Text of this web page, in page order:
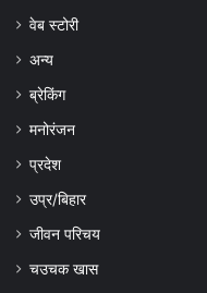
वेब स्टोरी
अन्य
ब्रेकिंग
मनोरंजन
प्रदेश
उप्र/बिहार
जीवन परिचय
चउचक खास